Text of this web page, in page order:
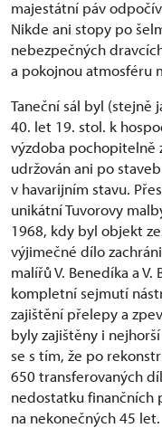
majestátní páv
Nikde ani stopy po
nebezpečných
a pokojnou atmosféru
Taneční sál byl (stejně
40. let 19. stol. k
výzdoba pochopitelně
udržován ani po
v havarijním stavu.
unikátní Tuvorovy
1968, kdy byl objekt
výjimečné dílo
malířů V. Benedíka a
kompletní sejmutí
zajištění přelepy a
byly zajištěny i
se s tím, že po
650 transferovaných
nedostatku finančních
na nekonečných 45 let.